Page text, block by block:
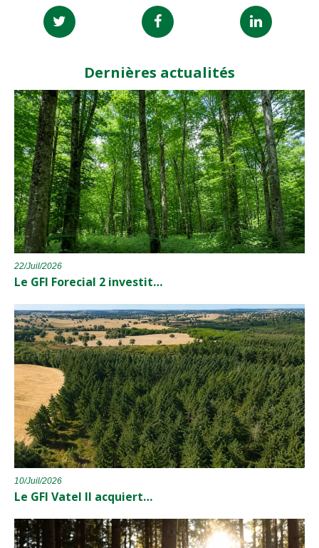
Dernières actualités
22/Juil/2026
Le GFI Forecial 2 investit…
10/Juil/2026
Le GFI Vatel II acquiert…